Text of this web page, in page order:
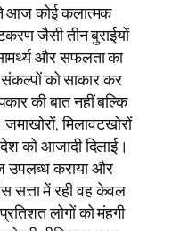
ने आज कोई कलात्मक
जैसी तीन बुराईयों
और सफलता का
को साकार कर
की बात नहीं बल्कि
मिलावटखोरों
को आजादी दिलाई।
उपलब्ध कराया और
सत्ता में रही वह केवल
लोगों को मंहगी